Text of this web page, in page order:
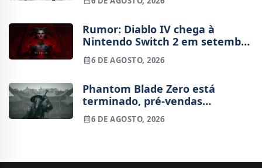
Rumor: Diablo IV chega à
Nintendo Switch 2 em setembro
e vai custar o preço de um jogo
novo
6 DE AGOSTO, 2026
Phantom Blade Zero está
terminado, pré-vendas
começam na próxima semana
6 DE AGOSTO, 2026